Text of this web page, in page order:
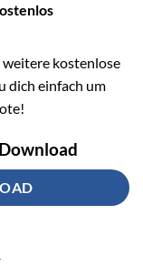
weitere kostenlose
dich einfach um